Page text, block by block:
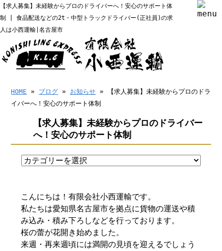
【求人募集】未経験からプロのドライバーへ！安心のサポート体
制 | 食品配送などの2t・中型トラックドライバー(正社員)の求
人は小西運輸|名古屋市
HOME » ブログ » お知らせ » 【求人募集】未経験からプロのドラ
イバーへ！安心のサポート体制
【求人募集】未経験からプロのドライバー
へ！安心のサポート体制
こんにちは！有限会社小西運輸です。
私たちは愛知県名古屋市を拠点に貨物の運送や積
み込み・積み下ろしなどを行っております。
桜の蕾が花開き始めました。
来週・再来週頃には満開の見頃を迎えるでしょう